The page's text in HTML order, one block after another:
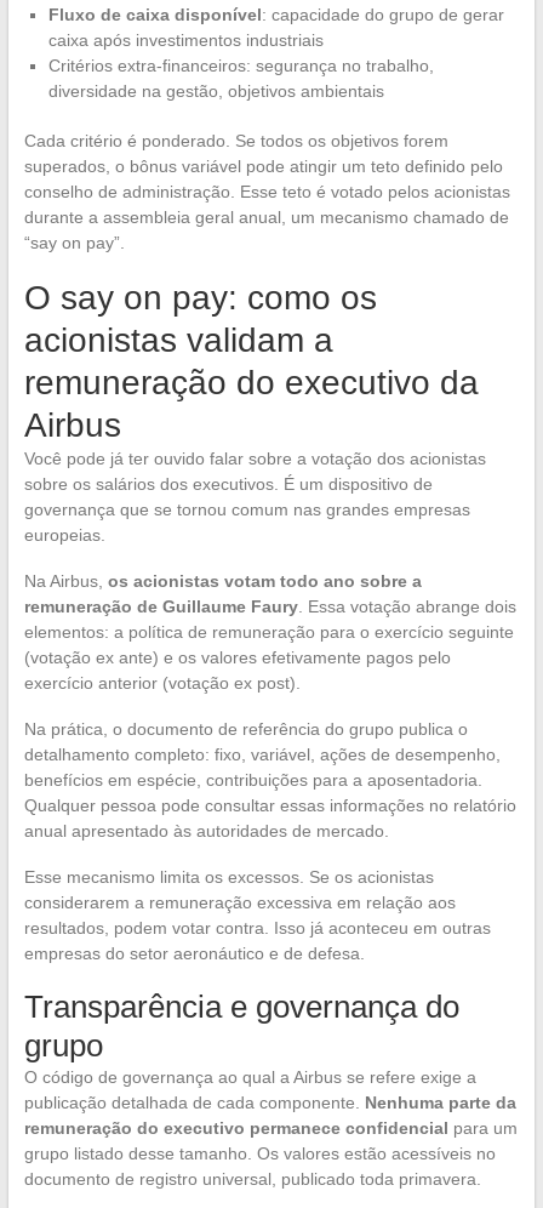
Fluxo de caixa disponível: capacidade do grupo de gerar
caixa após investimentos industriais
Critérios extra-financeiros: segurança no trabalho,
diversidade na gestão, objetivos ambientais
Cada critério é ponderado. Se todos os objetivos forem
superados, o bônus variável pode atingir um teto definido pelo
conselho de administração. Esse teto é votado pelos acionistas
durante a assembleia geral anual, um mecanismo chamado de
“say on pay”.
O say on pay: como os
acionistas validam a
remuneração do executivo da
Airbus
Você pode já ter ouvido falar sobre a votação dos acionistas
sobre os salários dos executivos. É um dispositivo de
governança que se tornou comum nas grandes empresas
europeias.
Na Airbus, os acionistas votam todo ano sobre a
remuneração de Guillaume Faury. Essa votação abrange dois
elementos: a política de remuneração para o exercício seguinte
(votação ex ante) e os valores efetivamente pagos pelo
exercício anterior (votação ex post).
Na prática, o documento de referência do grupo publica o
detalhamento completo: fixo, variável, ações de desempenho,
benefícios em espécie, contribuições para a aposentadoria.
Qualquer pessoa pode consultar essas informações no relatório
anual apresentado às autoridades de mercado.
Esse mecanismo limita os excessos. Se os acionistas
considerarem a remuneração excessiva em relação aos
resultados, podem votar contra. Isso já aconteceu em outras
empresas do setor aeronáutico e de defesa.
Transparência e governança do
grupo
O código de governança ao qual a Airbus se refere exige a
publicação detalhada de cada componente. Nenhuma parte da
remuneração do executivo permanece confidencial para um
grupo listado desse tamanho. Os valores estão acessíveis no
documento de registro universal, publicado toda primavera.